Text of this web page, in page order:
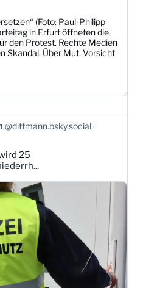
(Foto: Paul-Philipp
in Erfurt öffneten die
den Protest. Rechte Medien
Skandal. Über Mut, Vorsicht
@dittmann.bsky.social
25